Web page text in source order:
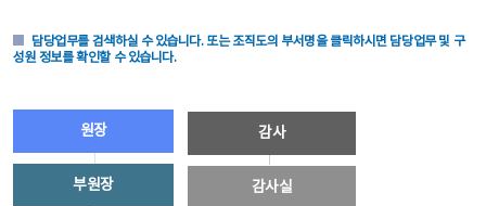
담당업무를 검색하실 수 있습니다. 또는 조직도의 부서명을 클릭하시면 담당업무 및 구
성원 정보를 확인할 수 있습니다.
원장
부원장
감사
감사실